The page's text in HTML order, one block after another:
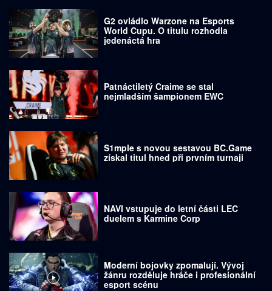
G2 ovládlo Warzone na Esports
World Cupu. O titulu rozhodla
jedenáctá hra
Patnáctiletý Craime se stal
nejmladším šampionem EWC
S1mple s novou sestavou BC.Game
získal titul hned při prvním turnaji
NAVI vstupuje do letní části LEC
duelem s Karmine Corp
Moderní bojovky zpomalují. Vývoj
žánru rozděluje hráče i profesionální
esport scénu